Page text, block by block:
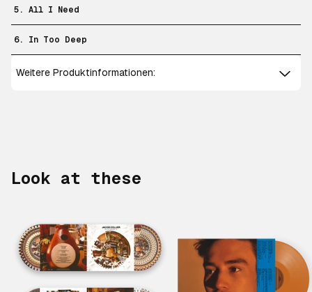
5. All I Need
6. In Too Deep
Weitere Produktinformationen:
Look at these